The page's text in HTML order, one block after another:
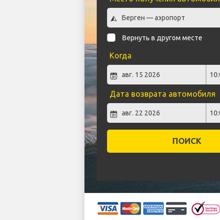
Вернуть в другом месте
Когда
Дата возврата автомобиля
ПОИСК